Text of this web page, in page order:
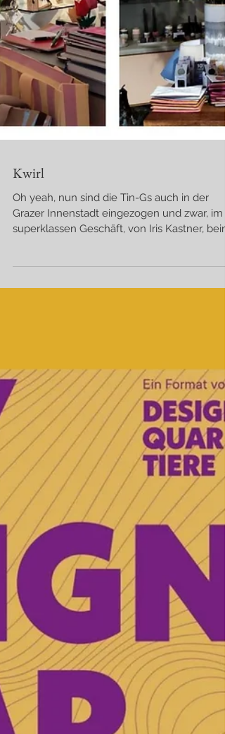
bietet ausgewählte Accessoires wie Taschen
und Schuhe, Schmuck, Dekoration,
Kleinmöbel, Helferlein für Haus und Garten,
Spiel und Spass, lokale Spezialitäten,
ausgewählte Papeterie und jede Menge
Geschenksideen an. Kwirl arbeitet eng mit
Maker und User zusammen